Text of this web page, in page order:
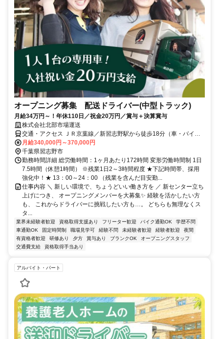
オープニング募集 配送ドライバー(中型トラック)
月給34万円～！年休110日／祝金20万円／賞与＋決算賞与
株式会社北部市場運送
交通・アクセス ＪＲ京葉線／新習志野駅から徒歩18分（車・バイク
通勤OK）
月給340,000円～370,000円
千葉県習志野市
勤務時間詳細 総労働時間：1ヶ月あたり172時間 変形労働時間制 1日
7.5時間（休憩1時間） ※残業1日2～3時間程度 ★下記時間帯、採用
強化中！★ 13：00～24：00 （残業を含んだ目安勤...
仕事内容 ＼ 新しい環境で、ちょうどいい働き方を ／ 新センター立ち
上げにつき、 オープニングメンバーを大募集✨ 経験を活かしたい方
も、 これからドライバーに挑戦したい方も…。 どちらも無理なくス
タ...
業界未経験者歓迎 資格取得支援あり フリーター歓迎 バイク通勤OK
学歴不問
車通勤OK
固定時間制 職場見学可 経験不問 未経験者歓迎 経験者歓迎
夜間
有資格者歓迎
研修あり 夕方 賞与あり ブランクOK
オープニングスタッフ
交通費支給
資格取得手当あり
アルバイト・パート